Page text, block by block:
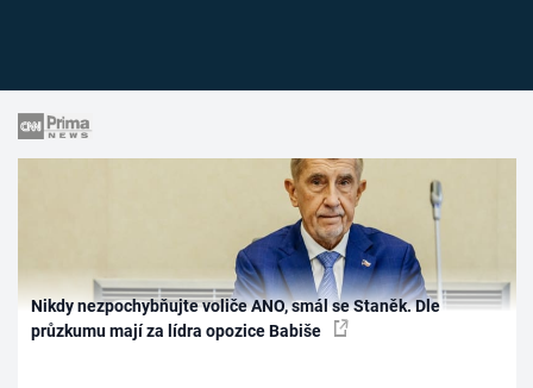
Nikdy nezpochybňujte voliče ANO, smál se Staněk. Dle
průzkumu mají za lídra opozice Babiše